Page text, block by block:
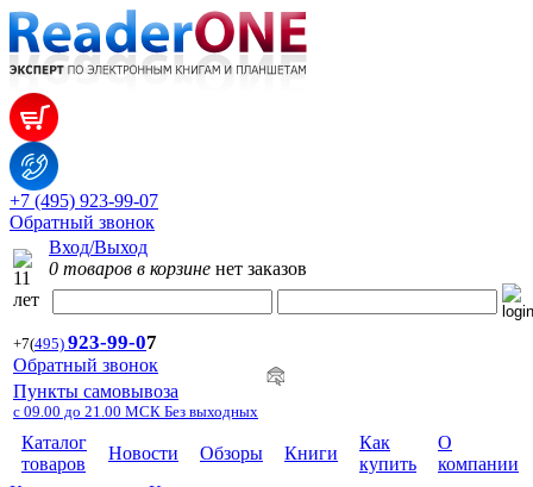
+7 (495) 923-99-07
Обратный звонок
Вход/Выход
0 товаров в корзине нет заказов
+7(495) 923-99-07
Обратный звонок
Пункты самовывоза
с 09.00 до 21.00 МСК Без выходных
Каталог
товаров
Новости Обзоры Книги
Как
купить
О
компании